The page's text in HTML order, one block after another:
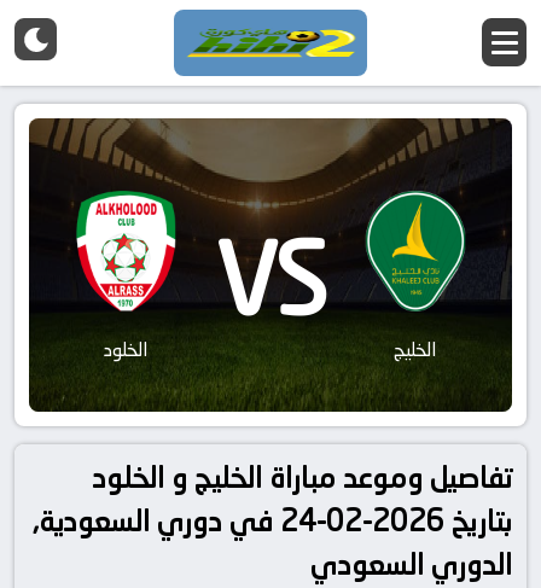
الخليج VS الخلود
تفاصيل وموعد مباراة الخليج و الخلود
بتاريخ 2026-02-24 في دوري السعودية,
الدوري السعودي